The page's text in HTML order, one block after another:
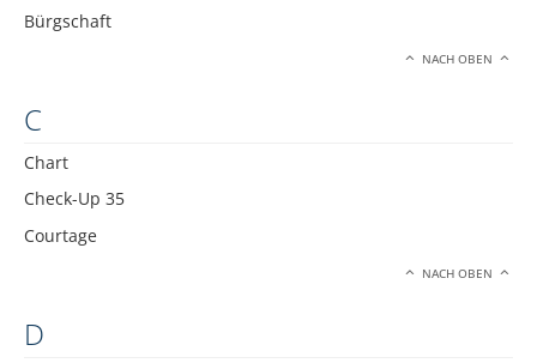
Bürgschaft
NACH OBEN
C
Chart
Check-Up 35
Courtage
NACH OBEN
D